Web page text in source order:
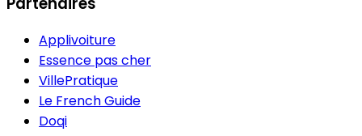
Applivoiture
Essence pas cher
VillePratique
Le French Guide
Doqi